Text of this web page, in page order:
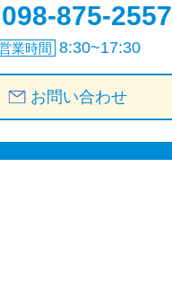
098-875-2557
業時間 8:30~17:30
お問い合わせ